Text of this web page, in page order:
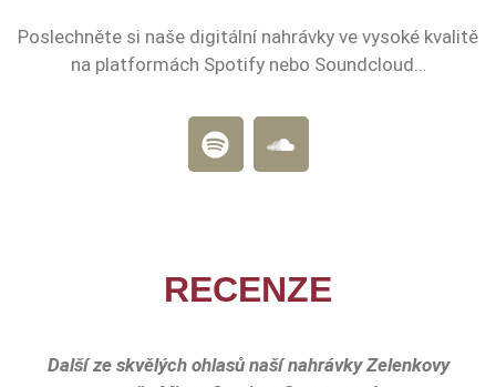
Poslechněte si naše digitální nahrávky ve vysoké kvalitě
na platformách Spotify nebo Soundcloud…
RECENZE
Další ze skvělých ohlasů naší nahrávky Zelenkovy